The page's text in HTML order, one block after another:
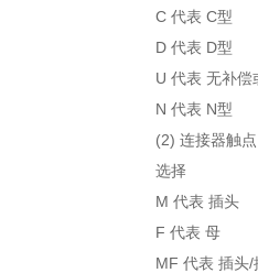
C 代表 C型
D 代表 D型
U 代表 无补偿
N 代表 N型
(2) 连接器触点
选择
M 代表 插头
F 代表 母
MF 代表 插头/